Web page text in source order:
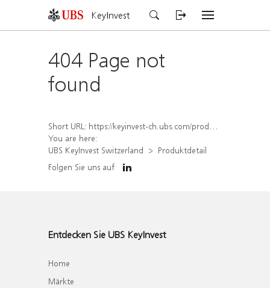
KeyInvest
404 Page not
found
Short URL: https://keyinvest-ch.ubs.com/produkt/detail/index/isin/CH1582450206
You are here:
UBS KeyInvest Switzerland
Produktdetail
Folgen Sie uns auf
Entdecken Sie UBS KeyInvest
Home
Märkte